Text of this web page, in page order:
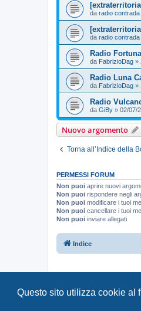
Questo sito utilizza cookie al
da radio contrada
da radio contrada
Radio
da FabrizioDag »
Radio Luna
da FabrizioDag »
Radio
da GiBy » 02/07/
Nuovo argomento
Torna all’Indice della
PERMESSI FORUM
Non puoi aprire nuovi
Non puoi rispondere negli
Non puoi modificare i tuoi
Non puoi cancellare i tuoi
Non puoi inviare allegati
Indice